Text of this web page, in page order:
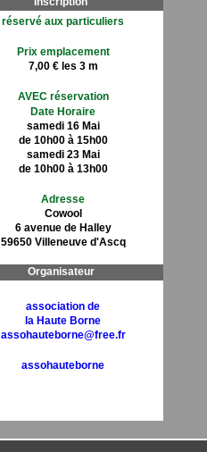
réservé aux particuliers
Prix emplacement
7,00 € les 3 m
AVEC réservation
Date Horaire
samedi 16 Mai
de 10h00 à 15h00
samedi 23 Mai
de 10h00 à 13h00
Adresse
Cowool
6 avenue de Halley
59650 Villeneuve d'Ascq
Organisateur
association de
la Haute Borne
assohauteborne@free.fr
assohauteborne